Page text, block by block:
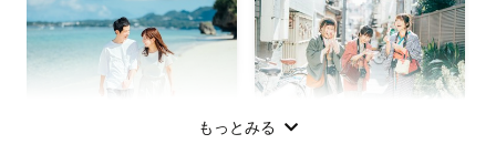
もっとみる